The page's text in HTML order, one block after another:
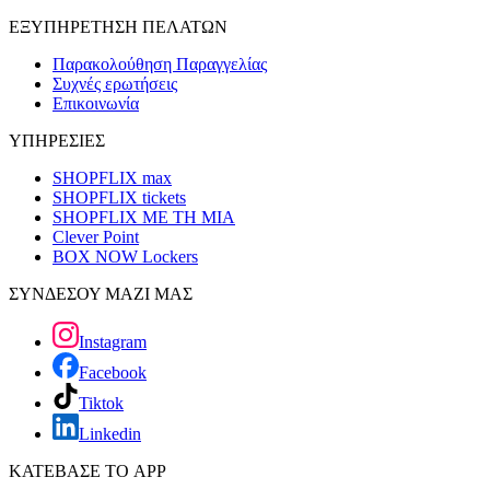
ΕΞΥΠΗΡΕΤΗΣΗ ΠΕΛΑΤΩΝ
Παρακολούθηση Παραγγελίας
Συχνές ερωτήσεις
Επικοινωνία
ΥΠΗΡΕΣΙΕΣ
SHOPFLIX max
SHOPFLIX tickets
SHOPFLIX ΜΕ ΤΗ ΜΙΑ
Clever Point
BOX NOW Lockers
ΣΥΝΔΕΣΟΥ ΜΑΖΙ ΜΑΣ
Instagram
Facebook
Tiktok
Linkedin
ΚΑΤΕΒΑΣΕ ΤΟ APP